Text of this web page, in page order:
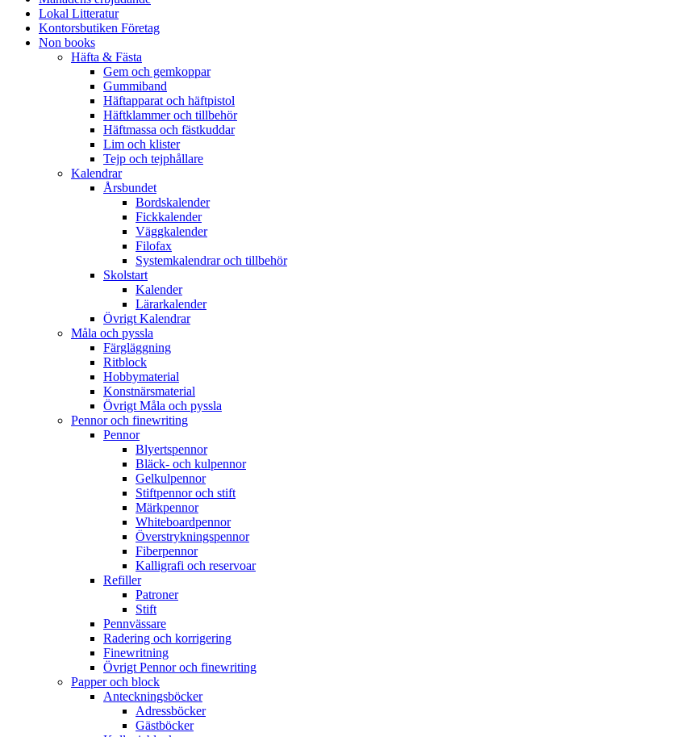
Lokal Litteratur
Kontorsbutiken Företag
Non books
Häfta & Fästa
Gem och gemkoppar
Gummiband
Häftapparat och häftpistol
Häftklammer och tillbehör
Häftmassa och fästkuddar
Lim och klister
Tejp och tejphållare
Kalendrar
Årsbundet
Bordskalender
Fickkalender
Väggkalender
Filofax
Systemkalendrar och tillbehör
Skolstart
Kalender
Lärarkalender
Övrigt Kalendrar
Måla och pyssla
Färgläggning
Ritblock
Hobbymaterial
Konstnärsmaterial
Övrigt Måla och pyssla
Pennor och finewriting
Pennor
Blyertspennor
Bläck- och kulpennor
Gelkulpennor
Stiftpennor och stift
Märkpennor
Whiteboardpennor
Överstrykningspennor
Fiberpennor
Kalligrafi och reservoar
Refiller
Patroner
Stift
Pennvässare
Radering och korrigering
Finewritning
Övrigt Pennor och finewriting
Papper och block
Anteckningsböcker
Adressböcker
Gästböcker